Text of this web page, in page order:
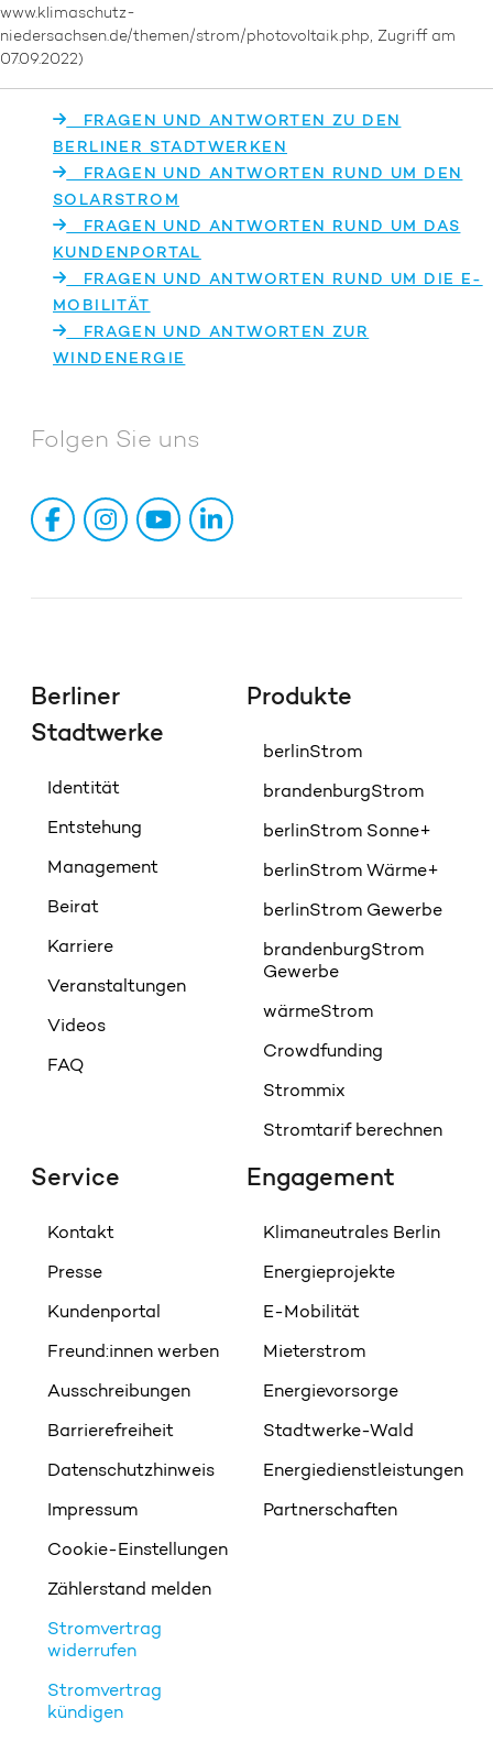
www.klimaschutz-
niedersachsen.de/themen/strom/photovoltaik.php, Zugriff am
07.09.2022)
FRAGEN UND ANTWORTEN ZU DEN
BERLINER STADTWERKEN
FRAGEN UND ANTWORTEN RUND UM DEN
SOLARSTROM
FRAGEN UND ANTWORTEN RUND UM DAS
KUNDENPORTAL
FRAGEN UND ANTWORTEN RUND UM DIE E-
MOBILITÄT
FRAGEN UND ANTWORTEN ZUR
WINDENERGIE
Folgen Sie uns
Berliner
Stadtwerke
Identität
Entstehung
Management
Beirat
Karriere
Veranstaltungen
Videos
FAQ
Produkte
berlinStrom
brandenburgStrom
berlinStrom Sonne+
berlinStrom Wärme+
berlinStrom Gewerbe
brandenburgStrom
Gewerbe
wärmeStrom
Crowdfunding
Strommix
Stromtarif berechnen
Service
Kontakt
Presse
Kundenportal
Freund:innen werben
Ausschreibungen
Barrierefreiheit
Datenschutzhinweis
Impressum
Cookie-Einstellungen
Zählerstand melden
Stromvertrag
widerrufen
Stromvertrag
kündigen
Engagement
Klimaneutrales Berlin
Energieprojekte
E-Mobilität
Mieterstrom
Energievorsorge
Stadtwerke-Wald
Energiedienstleistungen
Partnerschaften